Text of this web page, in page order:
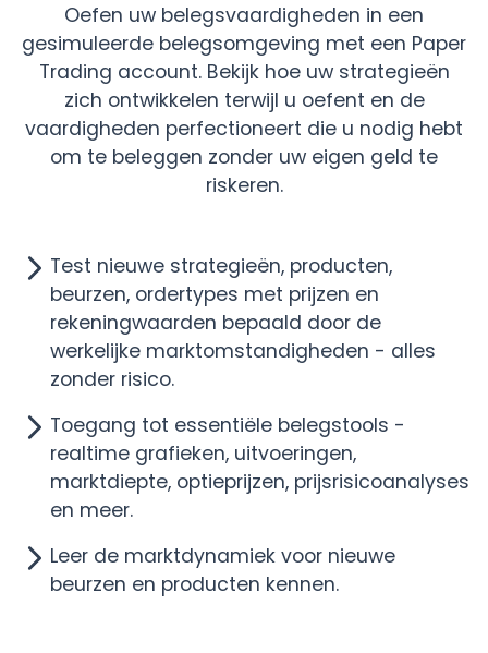
Oefen uw belegsvaardigheden in een
gesimuleerde belegsomgeving met een Paper
Trading account. Bekijk hoe uw strategieën
zich ontwikkelen terwijl u oefent en de
vaardigheden perfectioneert die u nodig hebt
om te beleggen zonder uw eigen geld te
riskeren.
Test nieuwe strategieën, producten,
beurzen, ordertypes met prijzen en
rekeningwaarden bepaald door de
werkelijke marktomstandigheden - alles
zonder risico.
Toegang tot essentiële belegstools -
realtime grafieken, uitvoeringen,
marktdiepte, optieprijzen, prijsrisicoanalyses
en meer.
Leer de marktdynamiek voor nieuwe
beurzen en producten kennen.